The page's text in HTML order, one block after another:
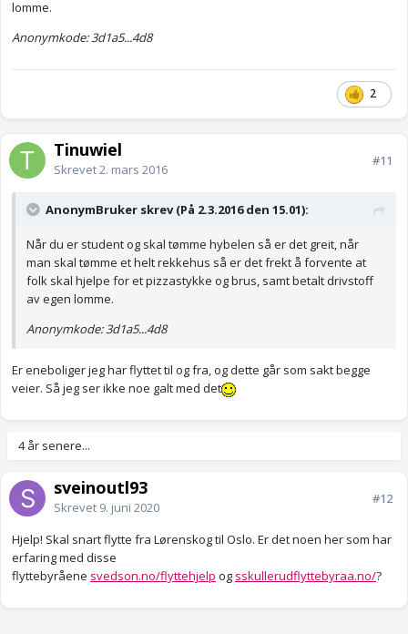
lomme.
Anonymkode: 3d1a5...4d8
2
Tinuwiel
Skrevet2. mars 2016
#11
AnonymBruker skrev (På 2.3.2016 den 15.01):
Når du er student og skal tømme hybelen så er det greit, når
man skal tømme et helt rekkehus så er det frekt å forvente at
folk skal hjelpe for et pizzastykke og brus, samt betalt drivstoff
av egen lomme.
Anonymkode: 3d1a5...4d8
Er eneboliger jeg har flyttet til og fra, og dette går som sakt begge
veier. Så jeg ser ikke noe galt med det
4 år senere...
sveinoutl93
Skrevet 9. juni 2020
#12
Hjelp! Skal snart flytte fra Lørenskog til Oslo. Er det noen her som har
erfaring med disse
flyttebyråene svedson.no/flyttehjelp og sskullerudflyttebyraa.no/?